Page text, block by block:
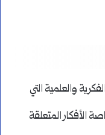
والعلمية التي
الأفكار المتعلقة